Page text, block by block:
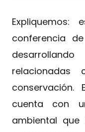
conferencia
relacionadas
cuenta con
ambiental